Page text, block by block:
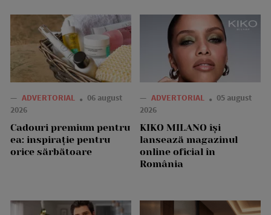
— ADVERTORIAL
06 august
2026
Cadouri premium pentru
ea: inspirație pentru
orice sărbătoare
— ADVERTORIAL
05 august
2026
KIKO MILANO își
lansează magazinul
online oficial în
România